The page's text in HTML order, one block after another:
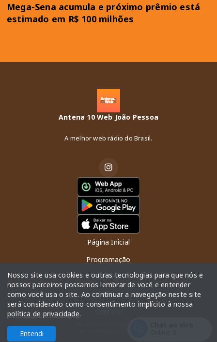
Mega-Sena acumula e próximo prêmio está
estimado em R$ 100 milhões
Antena 10 Web João Pessoa
A melhor web rádio do Brasil.
Página Inicial
Programação
Vídeos
Notícias
Nosso site usa cookies e outras tecnologias para que nós e
nossos parceiros possamos lembrar de você e entender
como você usa o site. Ao continuar a navegação neste site
será considerado como consentimento implícito à nossa
política de privacidade.
Entendi